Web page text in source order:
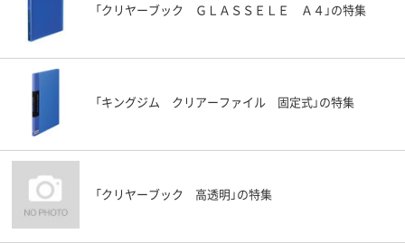
「クリヤーブック ＧＬＡＳＳＥＬＥ Ａ４」の特集
「キングジム クリアーファイル 固定式」の特集
「クリヤーブック 高透明」の特集